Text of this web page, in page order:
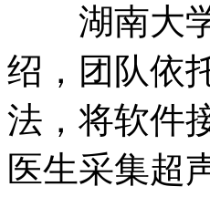
湖南大学
绍，团队依
法，将软件
医生采集超